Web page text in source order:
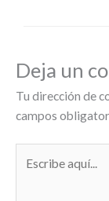
Deja un
Tu dirección de
campos
aquí...